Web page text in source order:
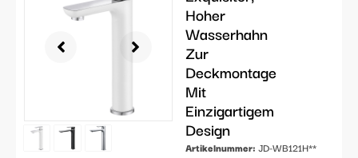
Hoher
Wasserhahn
Zur
Deckmontage
Mit
Einzigartigem
Design
Artikelnummer: JD-WB121H**